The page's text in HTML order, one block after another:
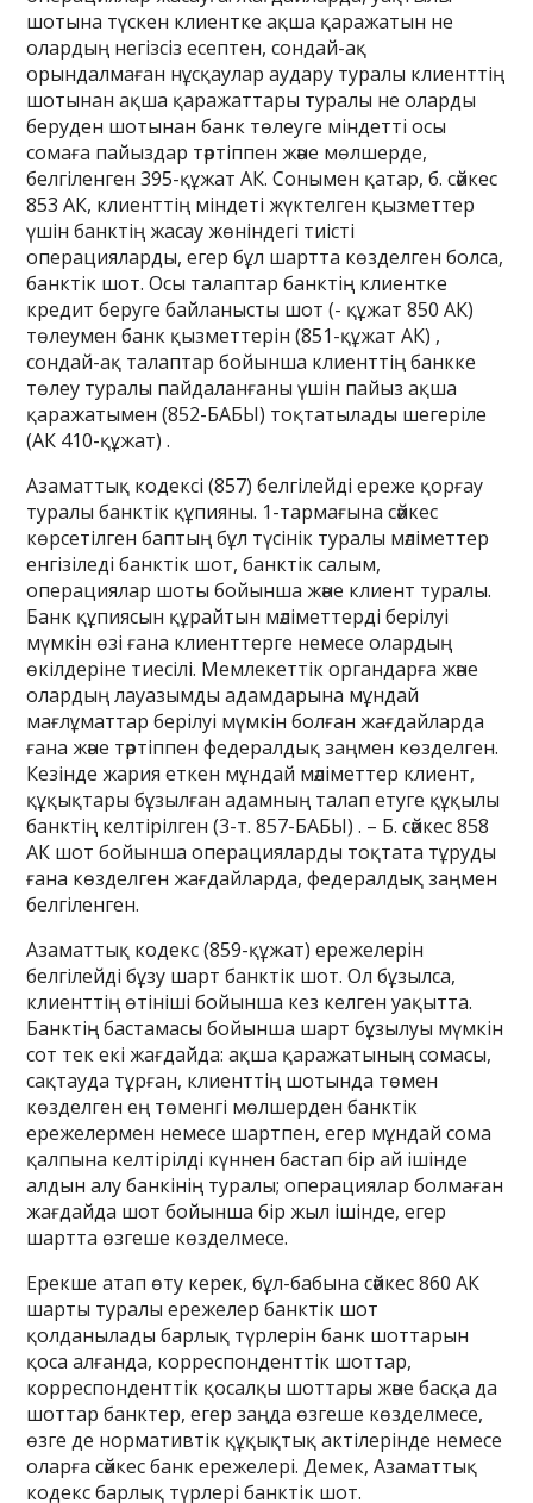
шотына түскен клиентке ақша қаражатын не
олардың негізсіз есептен, сондай-ақ
орындалмаған нұсқаулар аудару туралы клиенттің
шотынан ақша қаражаттары туралы не оларды
беруден шотынан банк төлеуге міндетті осы
сомаға пайыздар тәртіппен және мөлшерде,
белгіленген 395-құжат АК. Сонымен қатар, б. сәйкес
853 АК, клиенттің міндеті жүктелген қызметтер
үшін банктің жасау жөніндегі тиісті
операцияларды, егер бұл шартта көзделген болса,
банктік шот. Осы талаптар банктің клиентке
кредит беруге байланысты шот (- құжат 850 АК)
төлеумен банк қызметтерін (851-құжат АК) ,
сондай-ақ талаптар бойынша клиенттің банкке
төлеу туралы пайдаланғаны үшін пайыз ақша
қаражатымен (852-БАБЫ) тоқтатылады шегеріле
(АК 410-құжат) .
Азаматтық кодексі (857) белгілейді ереже қорғау
туралы банктік құпияны. 1-тармағына сәйкес
көрсетілген баптың бұл түсінік туралы мәліметтер
енгізіледі банктік шот, банктік салым,
операциялар шоты бойынша және клиент туралы.
Банк құпиясын құрайтын мәліметтерді берілуі
мүмкін өзі ғана клиенттерге немесе олардың
өкілдеріне тиесілі. Мемлекеттік органдарға және
олардың лауазымды адамдарына мұндай
мағлұматтар берілуі мүмкін болған жағдайларда
ғана және тәртіппен федералдық заңмен көзделген.
Кезінде жария еткен мұндай мәліметтер клиент,
құқықтары бұзылған адамның талап етуге құқылы
банктің келтірілген (3-т. 857-БАБЫ) . – Б. сәйкес 858
АК шот бойынша операцияларды тоқтата тұруды
ғана көзделген жағдайларда, федералдық заңмен
белгіленген.
Азаматтық кодекс (859-құжат) ережелерін
белгілейді бұзу шарт банктік шот. Ол бұзылса,
клиенттің өтініші бойынша кез келген уақытта.
Банктің бастамасы бойынша шарт бұзылуы мүмкін
сот тек екі жағдайда: ақша қаражатының сомасы,
сақтауда тұрған, клиенттің шотында төмен
көзделген ең төменгі мөлшерден банктік
ережелермен немесе шартпен, егер мұндай сома
қалпына келтірілді күннен бастап бір ай ішінде
алдын алу банкінің туралы; операциялар болмаған
жағдайда шот бойынша бір жыл ішінде, егер
шартта өзгеше көзделмесе.
Ерекше атап өту керек, бұл-бабына сәйкес 860 АК
шарты туралы ережелер банктік шот
қолданылады барлық түрлерін банк шоттарын
қоса алғанда, корреспонденттік шоттар,
корреспонденттік қосалқы шоттары және басқа да
шоттар банктер, егер заңда өзгеше көзделмесе,
өзге де нормативтік құқықтық актілерінде немесе
оларға сәйкес банк ережелері. Демек, Азаматтық
кодекс барлық түрлері банктік шот.